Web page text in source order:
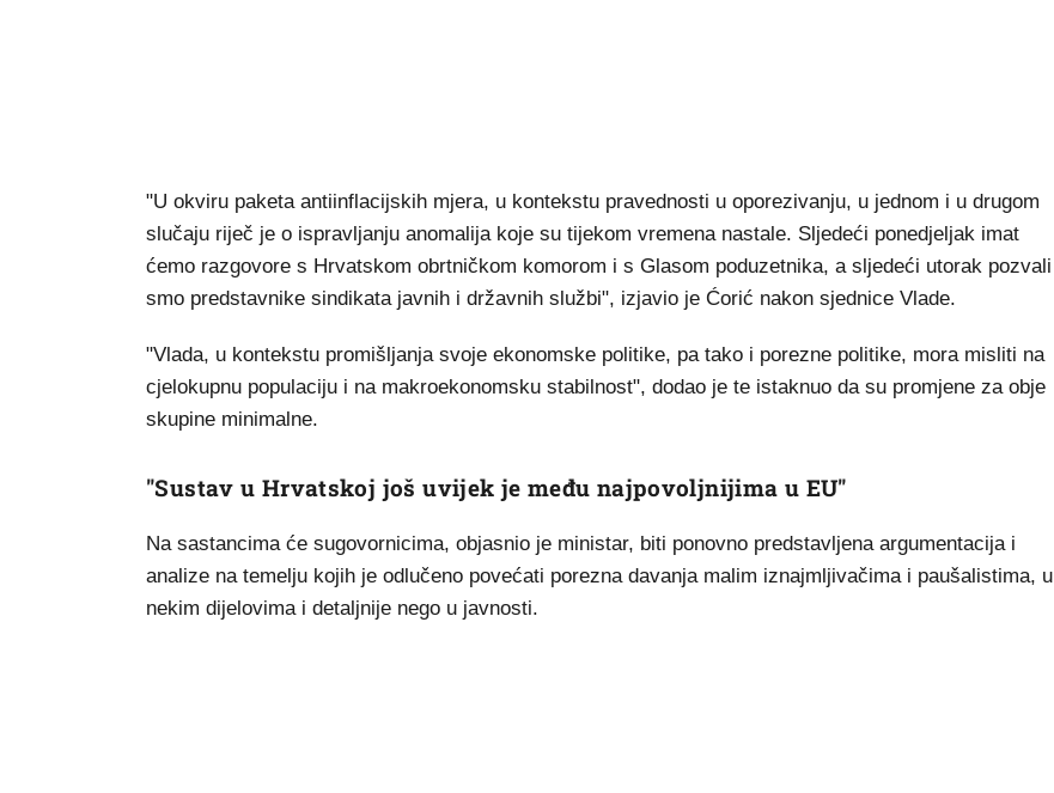
"U okviru paketa antiinflacijskih mjera, u kontekstu pravednosti u oporezivanju, u jednom i u drugom
slučaju riječ je o ispravljanju anomalija koje su tijekom vremena nastale. Sljedeći ponedjeljak imat
ćemo razgovore s Hrvatskom obrtničkom komorom i s Glasom poduzetnika, a sljedeći utorak pozvali
smo predstavnike sindikata javnih i državnih službi", izjavio je Ćorić nakon sjednice Vlade.
"Vlada, u kontekstu promišljanja svoje ekonomske politike, pa tako i porezne politike, mora misliti na
cjelokupnu populaciju i na makroekonomsku stabilnost", dodao je te istaknuo da su promjene za obje
skupine minimalne.
"Sustav u Hrvatskoj još uvijek je među najpovoljnijima u EU"
Na sastancima će sugovornicima, objasnio je ministar, biti ponovno predstavljena argumentacija i
analize na temelju kojih je odlučeno povećati porezna davanja malim iznajmljivačima i paušalistima, u
nekim dijelovima i detaljnije nego u javnosti.